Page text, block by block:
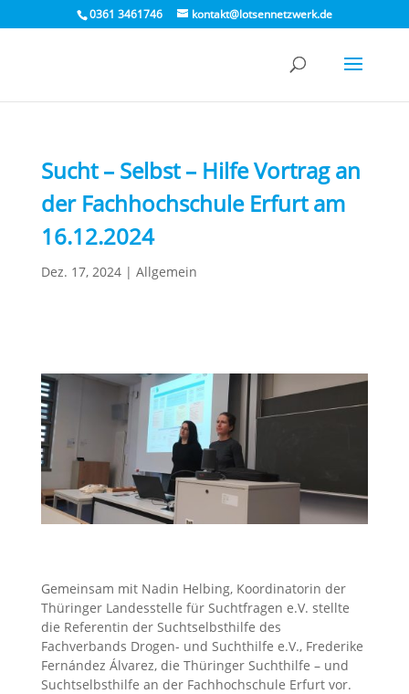
0361 3461746 kontakt@lotsennetzwerk.de
Sucht – Selbst – Hilfe Vortrag an
der Fachhochschule Erfurt am
16.12.2024
Dez. 17, 2024| Allgemein
Gemeinsam mit Nadin Helbing, Koordinatorin der
Thüringer Landesstelle für Suchtfragen e.V. stellte
die Referentin der Suchtselbsthilfe des
Fachverbands Drogen- und Suchthilfe e.V., Frederike
Fernández Álvarez, die Thüringer Suchthilfe – und
Suchtselbsthilfe an der Fachhochschule Erfurt vor.